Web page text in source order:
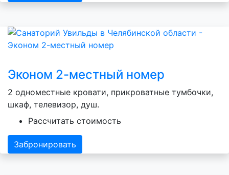
Эконом 2-местный номер
2 одноместные кровати, прикроватные тумбочки,
шкаф, телевизор, душ.
Рассчитать стоимость
Забронировать